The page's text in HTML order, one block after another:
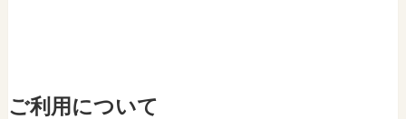
ご利用について